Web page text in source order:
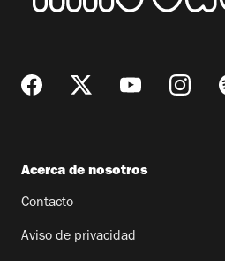
Acerca de nosotros
Contacto
Aviso de privacidad